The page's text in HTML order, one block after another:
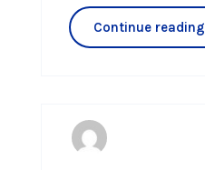
Continue reading